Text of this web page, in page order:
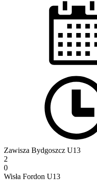
Zawisza Bydgoszcz U13
2
0
Wisła Fordon U13